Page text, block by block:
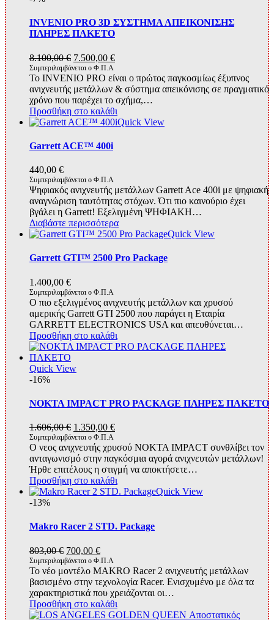
INVENIO PRO 3D ΣΥΣΤΗΜΑ ΑΠΕΙΚΟΝΙΣΗΣ
ΠΛΗΡΕΣ ΠΑΚΕΤΟ
8.100,00€ Original
price
was:
8.100,00 €.
7.500,00 €Η
τιμή
είναι:
7.500,00 €.
Συμπεριλαμβάνεται ο Φ.Π.Α
Το INVENIO PRO είναι ο πρώτος παγκοσμίως έξυπνος
ανιχνευτής μετάλλων & σύστημα απεικόνισης σε πραγματικό
χρόνο που παρέχει το σχήμα,…
Προσθήκη στο καλάθι
Quick View
Garrett ACE™ 400i
440,00 €
Συμπεριλαμβάνεται ο Φ.Π.Α
Ψηφιακός ανιχνευτής μετάλλων Garrett Ace 400i με ψηφιακή
αναγνώριση ταυτότητας στόχων. Ότι πιο καινούριο έχει
βγάλει η Garrett! Εξελιγμένη ΨΗΦΙΑΚΗ…
Διαβάστε περισσότερα
Quick View
Garrett GTI™ 2500 Pro Package
1.400,00 €
Συμπεριλαμβάνεται ο Φ.Π.Α
Ο πιο εξελιγμένος ανιχνευτής μετάλλων και χρυσού
αμερικής Garrett GTI 2500 που παράγει η Εταιρία
GARRETT ELECTRONICS USA και απευθύνεται…
Προσθήκη στο καλάθι
Quick View
-16%
NOKTA IMPACT PRO PACKAGE ΠΛΗΡΕΣ ΠΑΚΕΤΟ
1.606,00€ Original
price
was:
1.606,00 €.
1.350,00 €Η
τιμή
είναι:
1.350,00 €.
Συμπεριλαμβάνεται ο Φ.Π.Α
O νεος ανιχνευτής χρυσού NOKTA IMPACT συνθλίβει τον
ανταγωνισμό στην παγκόσμια αγορά ανιχνευτών μετάλλων!
Ήρθε επιτέλους η στιγμή να αποκτήσετε…
Προσθήκη στο καλάθι
Quick View
-13%
Makro Racer 2 STD. Package
803,00€ Original
price
was:
803,00 €.
700,00 €Η
τρέχουσα
τιμή
είναι:
700,00 €.
Συμπεριλαμβάνεται ο Φ.Π.Α
Το νέο μοντέλο MAKRO Racer 2 ανιχνευτής μετάλλων
βασισμένο στην τεχνολογία Racer. Ενισχυμένο με όλα τα
χαρακτηριστικά που χρειάζονται οι…
Προσθήκη στο καλάθι